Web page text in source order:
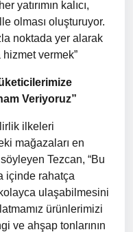
yatırımın kalıcı,
olması oluşturuyor.
noktada yer alarak
vermek”
Veriyoruz”
ilkeleri
mağazaları en
Tezcan, “Bu
içinde rahatça
ulaşabilmesini
ürünlerimizi
ve ahşap tonlarının